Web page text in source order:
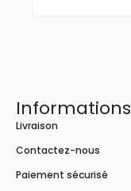
Informations
Livraison
Contactez-nous
Paiement sécurisé